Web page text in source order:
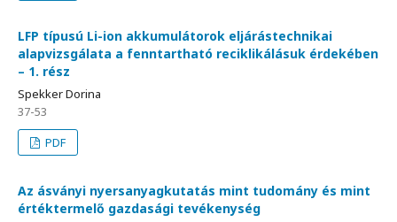
LFP típusú Li-ion akkumulátorok eljárástechnikai
alapvizsgálata a fenntartható reciklikálásuk érdekében
– 1. rész
Spekker Dorina
37-53
PDF
Az ásványi nyersanyagkutatás mint tudomány és mint
értéktermelő gazdasági tevékenység